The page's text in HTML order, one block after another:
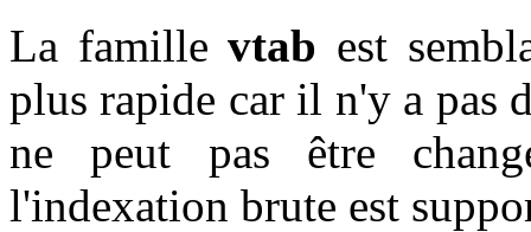
La famillevtab est
plus rapide car il n'y a pas
ne peut pas être
l'indexation brute est